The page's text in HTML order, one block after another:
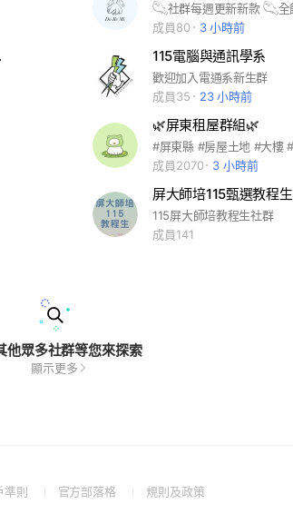
成員80
3 小時前
群 115電腦與通訊學系
歡迎加入電通系新生群
成員35
23 小時前
🌿屏東租屋群組🌿
成員2070
3 小時前
屏大師培115甄選教程生
115屏大師培教程生社群
成員141
他眾多社群等您來探索
顯示更多
準則
(Open官方部落格
(Open規則及政策(Open